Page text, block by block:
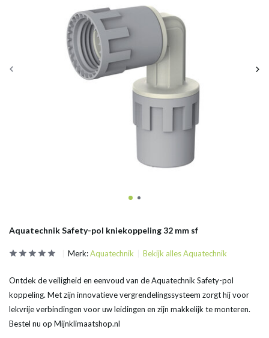
Aquatechnik Safety-pol kniekoppeling 32 mm sf
Merk:Aquatechnik Bekijk alles Aquatechnik
Ontdek de veiligheid en eenvoud van de Aquatechnik Safety-pol
koppeling. Met zijn innovatieve vergrendelingssysteem zorgt hij voor
lekvrije verbindingen voor uw leidingen en zijn makkelijk te monteren.
Bestel nu op Mijnklimaatshop.nl